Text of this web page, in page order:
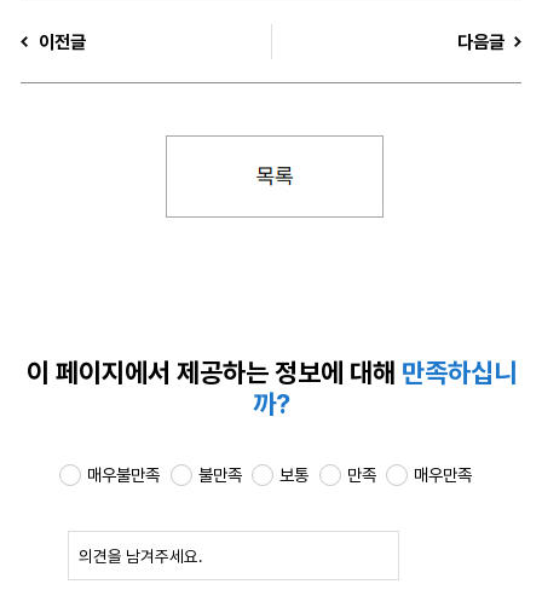
이전글 다음글
이 페이지에서 제공하는정보에 대해 만족하십니
까?
매우불만족 불만족 보통 만족 매우만족